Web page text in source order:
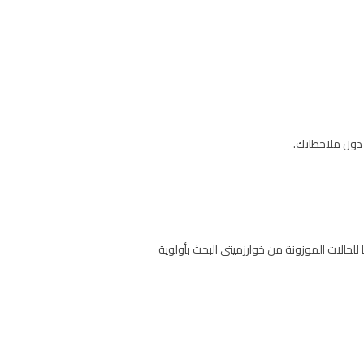
الموزونة من خوارزميتي البحث بأولوية